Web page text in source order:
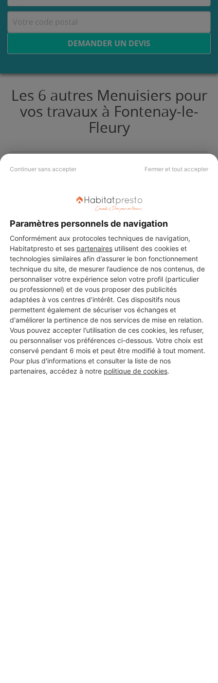
Continuer sans accepter Fermer et tout accepter
Paramètres personnels de navigation
Conformément aux protocoles techniques de navigation,
Habitatpresto et ses partenaires utilisent des cookies et
technologies similaires afin d’assurer le bon fonctionnement
technique du site, de mesurer l’audience de nos contenus, de
personnaliser votre expérience selon votre profil (particulier
ou professionnel) et de vous proposer des publicités
adaptées à vos centres d’intérêt. Ces dispositifs nous
permettent également de sécuriser vos échanges et
d'améliorer la pertinence de nos services de mise en relation.
Vous pouvez accepter l'utilisation de ces cookies, les refuser,
ou personnaliser vos préférences ci-dessous. Votre choix est
conservé pendant 6 mois et peut être modifié à tout moment.
Pour plus d'informations et consulter la liste de nos
partenaires, accédez à notre politique de cookies.
DEMANDER UN DEVIS
Les 6 autres Menuisiers pour
vos travaux à Fontenay-le-
Fleury
BYSALHOFER SERVICES
18 ans d'expérience
Voir sa fiche
ABDM CARRELAGE
Fontenay-le-Fleury
14 ans d'expérience
Voir sa fiche